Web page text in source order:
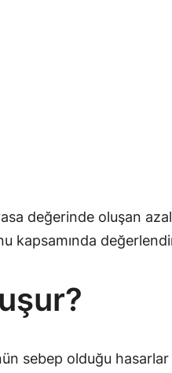
değerinde oluşan
kapsamında
sebep olduğu